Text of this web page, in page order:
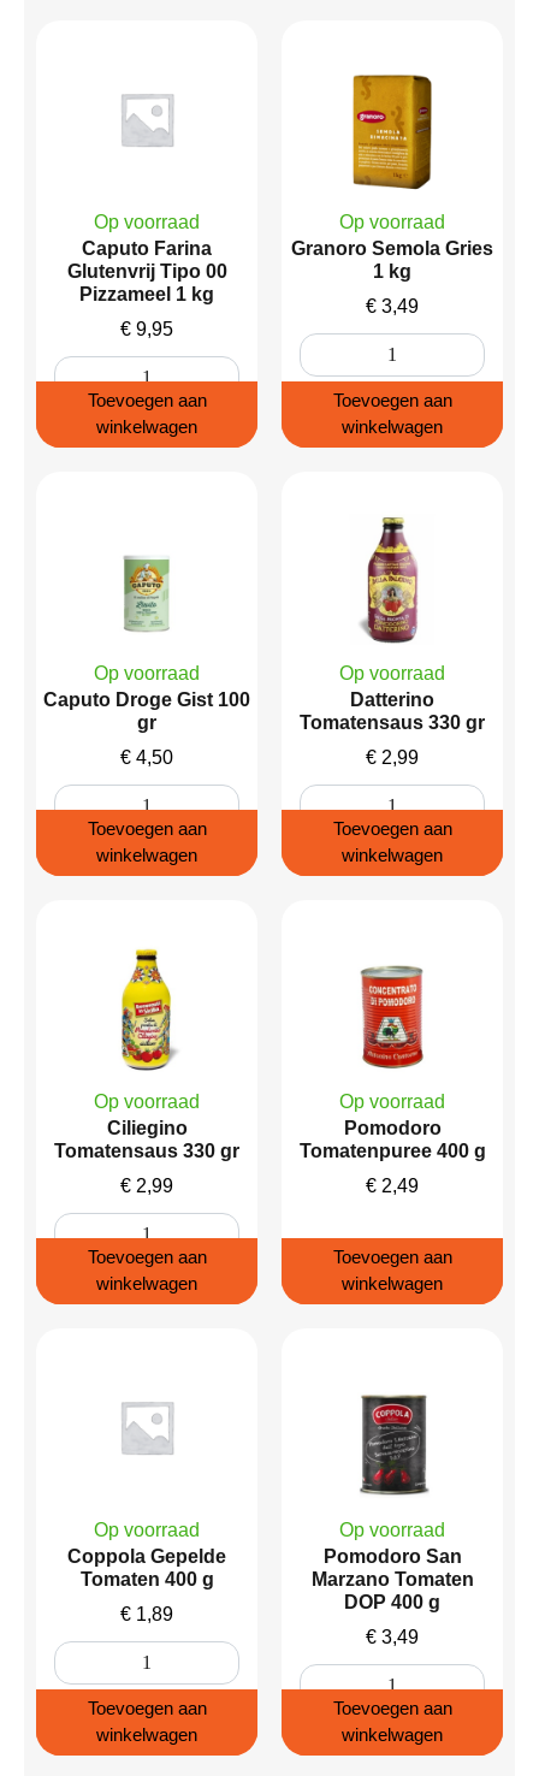
Op voorraad
Caputo Farina
Glutenvrij Tipo 00
Pizzameel 1 kg
€ 9,95
Toevoegen aan
winkelwagen
Op voorraad
Granoro Semola Gries
1 kg
€ 3,49
Toevoegen aan
winkelwagen
Op voorraad
Caputo Droge Gist 100
gr
€ 4,50
Toevoegen aan
winkelwagen
Op voorraad
Datterino
Tomatensaus 330 gr
€ 2,99
Toevoegen aan
winkelwagen
Op voorraad
Ciliegino
Tomatensaus 330 gr
€ 2,99
Toevoegen aan
winkelwagen
Op voorraad
Pomodoro
Tomatenpuree 400 g
€ 2,49
Toevoegen aan
winkelwagen
Op voorraad
Coppola Gepelde
Tomaten 400 g
€ 1,89
Toevoegen aan
winkelwagen
Op voorraad
Pomodoro San
Marzano Tomaten
DOP 400 g
€ 3,49
Toevoegen aan
winkelwagen